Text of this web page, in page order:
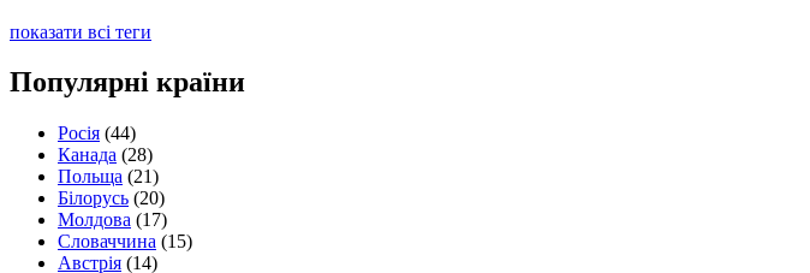
показати всі теги
Популярні країни
Росія (44)
Канада (28)
Польща (21)
Білорусь (20)
Молдова (17)
Словаччина (15)
Австрія (14)